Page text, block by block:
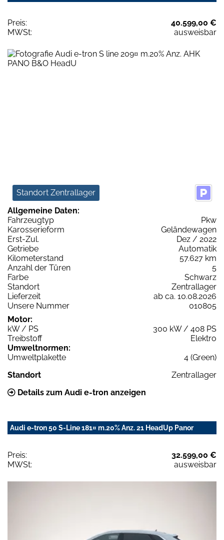
Preis:
40.599,00 €
MWSt:
ausweisbar
Standort Zentrallager
Allgemeine Daten:
Fahrzeugtyp
Pkw
Karosserieform
Geländewagen
Erst-Zul.
Dez / 2022
Getriebe
Automatik
Kilometerstand
57.627 km
Anzahl der Türen
5
Farbe
Schwarz
Standort
Zentrallager
Lieferzeit
ab ca. 10.08.2026
Unsere Nummer
010805
Motor:
kW / PS
300 kW / 408 PS
Treibstoff
Elektro
Umweltnormen:
Umweltplakette
4 (Green)
Standort
Zentrallager
Details zum Audi e-tron anzeigen
Audi e-tron 50 S-Line 181¤ m.20% Anz. 21 HeadUp Panor
Preis:
32.599,00 €
MWSt:
ausweisbar